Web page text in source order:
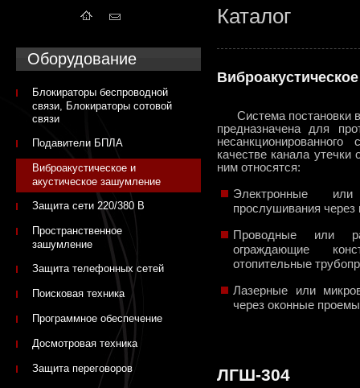
Каталог
Система постановки
предназначена для
качестве канала
ним относятся:
Электронные
прослушивания
Проводные или
ограждающие
отопительные
Лазерные или
через оконные
ЛГШ-304
Оборудование
Блокираторы беспроводной
связи, Блокираторы сотовой
связи
Подавители БПЛА
Виброакустическое и
акустическое зашумление
Защита сети 220/380 В
Пространственное
зашумление
Защита телефонных сетей
Поисковая техника
Программное обеспечение
Досмотровая техника
Защита переговоров